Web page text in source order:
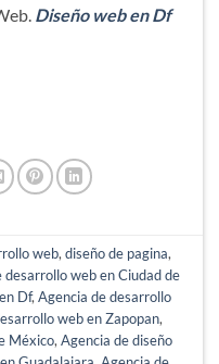
Diseño web en Df
web, diseño de pagina,
desarrollo web en Ciudad de
Df, Agencia de desarrollo
web en Zapopan,
México, Agencia de diseño